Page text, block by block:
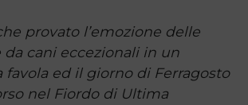
provato l’emozione delle
cani eccezionali in un
favola ed il giorno di Ferragosto
nel Fiordo di Ultima